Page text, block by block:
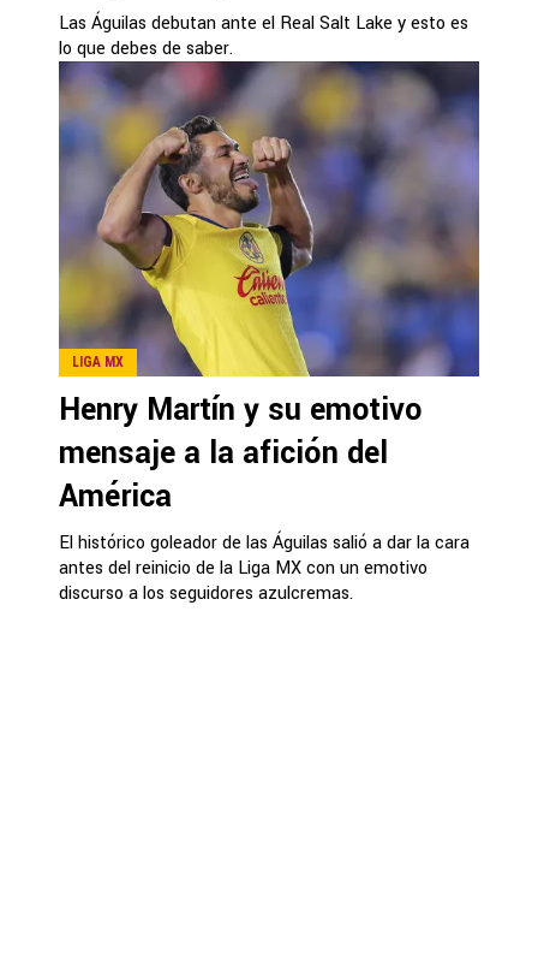
Las Águilas debutan ante el Real Salt Lake y esto es
lo que debes de saber.
LIGA MX
Henry Martín y su emotivo
mensaje a la afición del
América
El histórico goleador de las Águilas salió a dar la cara
antes del reinicio de la Liga MX con un emotivo
discurso a los seguidores azulcremas.